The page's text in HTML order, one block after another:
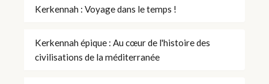
Kerkennah : Voyage dans le temps !
Kerkennah épique : Au cœur de l'histoire des
civilisations de la méditerranée